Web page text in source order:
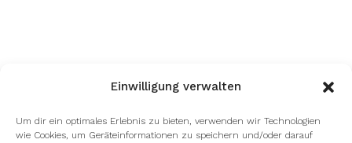
Einwilligung verwalten
Um dir ein optimales Erlebnis zu bieten, verwenden wir Technologien
wie Cookies, um Geräteinformationen zu speichern und/oder darauf